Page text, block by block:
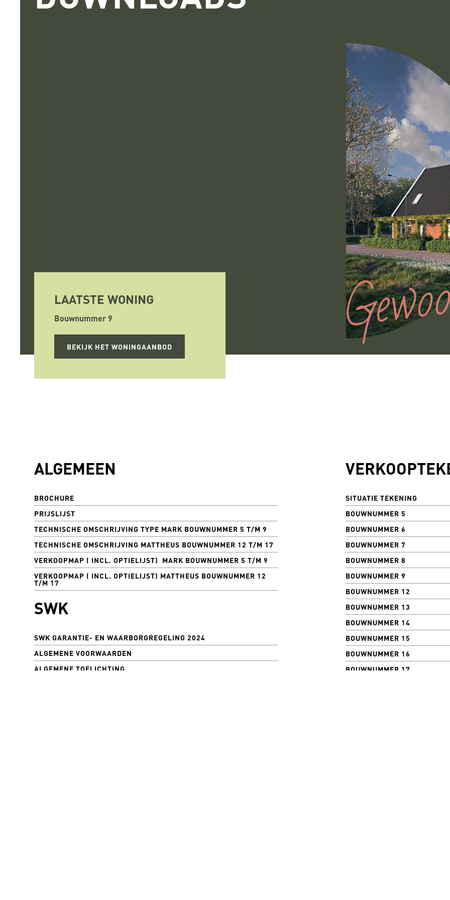
LAATSTE WONING
Bouwnummer 9
BEKIJK HET WONINGAANBOD
ALGEMEEN
BROCHURE
PRIJSLIJST
TECHNISCHE OMSCHRIJVING TYPE MARK BOUWNUMMER 5 T/M 9
TECHNISCHE OMSCHRIJVING MATTHEUS BOUWNUMMER 12 T/M 17
VERKOOPMAP ( INCL. OPTIELIJST) MARK BOUWNUMMER 5 T/M 9
VERKOOPMAP ( INCL. OPTIELIJST) MATTHEUS BOUWNUMMER 12
T/M 17
SWK
SWK GARANTIE- EN WAARBORGREGELING 2024
ALGEMENE VOORWAARDEN
ALGEMENE TOELICHTING
SITUATIE TEKENING
BOUWNUMMER 5
BOUWNUMMER 6
BOUWNUMMER 7
BOUWNUMMER 8
BOUWNUMMER 9
BOUWNUMMER 12
BOUWNUMMER 13
BOUWNUMMER 14
BOUWNUMMER 15
BOUWNUMMER 16
BOUWNUMMER 17